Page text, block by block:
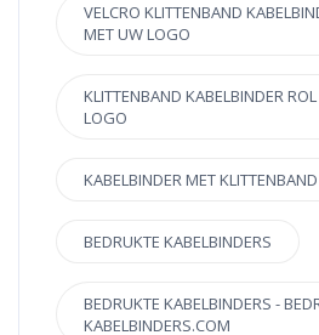
VELCRO KLITTENBAND
MET UW LOGO
KLITTENBAND KABELBINDER
LOGO
KABELBINDER MET
BEDRUKTE KABELBINDERS
BEDRUKTE KABELBINDERS -
KABELBINDERS.COM